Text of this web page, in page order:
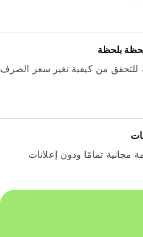
بلحظة
من كيفية تغير سعر الصرف
تمامًا ودون إعلانات